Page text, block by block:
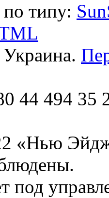
типу:
44 ‎494 35
«Нью
под